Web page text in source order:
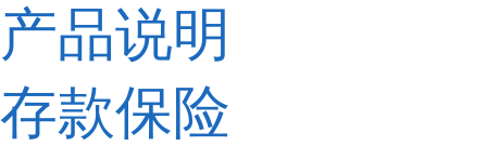
产品说明
存款保险